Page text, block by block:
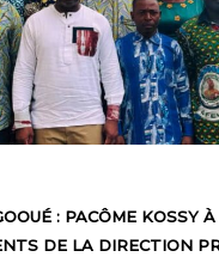
: PACÔME KOSSY À
DE LA DIRECTION